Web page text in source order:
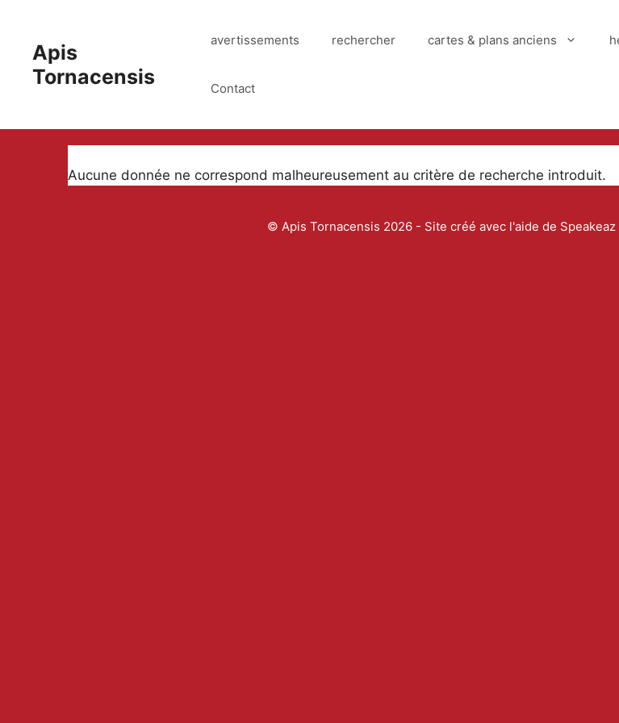
contenuApis
Tornacensis
avertissements rechercher cartes & plans anciens
Contact
Aucune donnée ne correspond malheureusement au critère de recherche introduit.
© Apis Tornacensis 2026 - Site créé avec l'aide de Speakeaz